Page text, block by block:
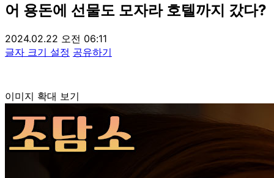
어 용돈에 선물도 모자라 호텔까지 갔다?
2024.02.22 오전 06:11
글자 크기 설정 공유하기
이미지 확대 보기